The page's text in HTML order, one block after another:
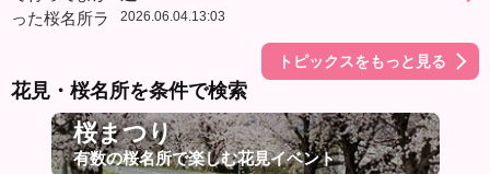
2026.06.04.13:03
トピックスをもっと見る
花見・桜名所を条件で検索
桜まつり
有数の桜名所で楽しむ花見イベント